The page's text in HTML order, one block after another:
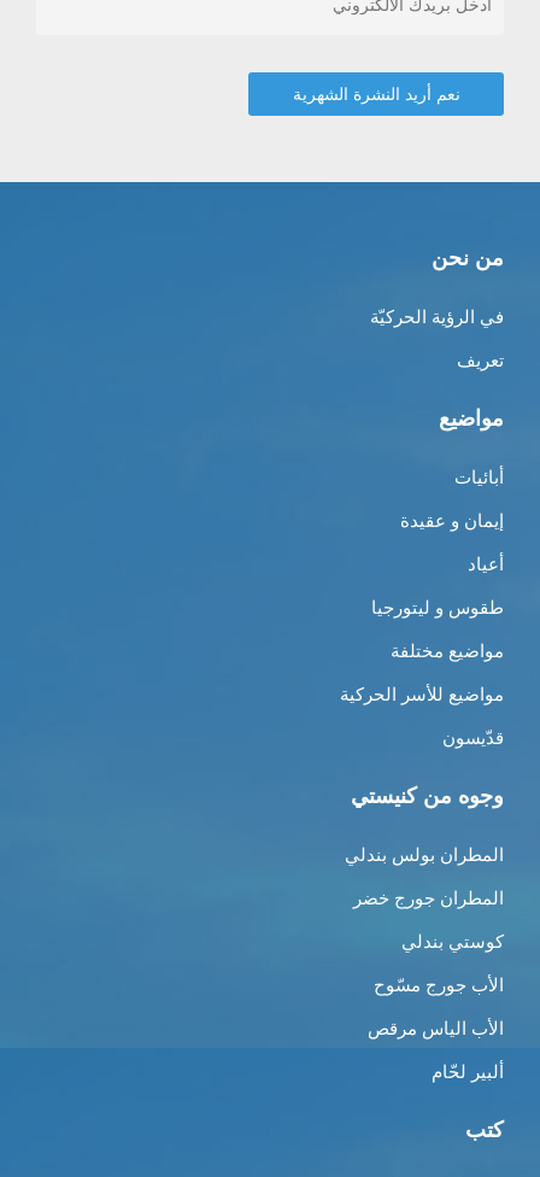
من نحن
في الرؤية الحركيّة
تعريف
مواضيع
أبائيات
إيمان و عقيدة
أعياد
طقوس و ليتورجيا
مواضيع مختلفة
مواضيع للأسر الحركية
قدّيسون
وجوه من كنيستي
المطران بولس بندلي
المطران جورج خضر
كوستي بندلي
الأب جورج مسّوح
الأب الياس مرقص
ألبير لحّام
كتب